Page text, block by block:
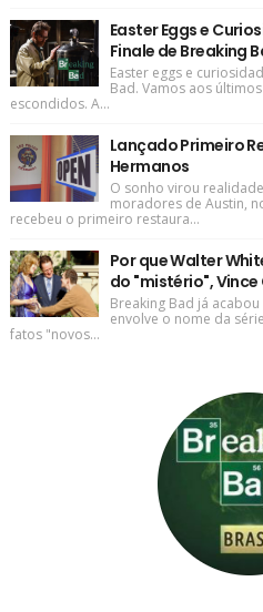
Easter Eggs e
Finale de Breaking
Easter eggs e
Bad. Vamos aos
escondidos. A...
Lançado Primeiro
Hermanos
O sonho virou
moradores de Austin,
recebeu o primeiro restaura...
Por que Walter
do "mistério",
Breaking Bad já
envolve o nome da
fatos "novos...